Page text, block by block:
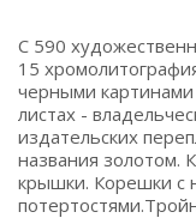
С 590
15
черными картинами
листах -
издательских
названия золотом.
крышки. Корешки с